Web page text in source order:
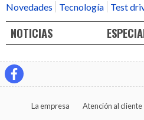
Novedades
Tecnología Test
NOTICIAS
La empresa Atención al cliente